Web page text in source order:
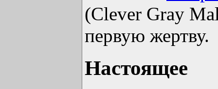
(Clever Gray
первую жертву.
Настоящее